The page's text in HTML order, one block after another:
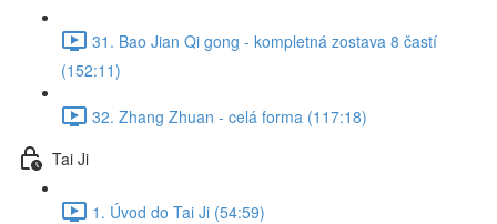
31. Bao Jian Qi gong - kompletná zostava 8 častí
(152:11)
32. Zhang Zhuan - celá forma (117:18)
Tai Ji
1. Úvod do Tai Ji (54:59)